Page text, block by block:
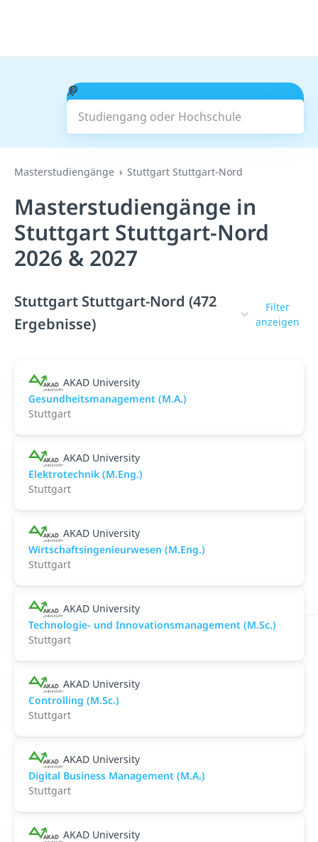
Studiengang oder Hochschule
Suchen
Masterstudiengänge Stuttgart Stuttgart-Nord
Masterstudiengänge in
Stuttgart Stuttgart-Nord
2026 & 2027
Stuttgart Stuttgart-Nord (472
Ergebnisse)
Filter
anzeigen
AKAD University
Gesundheitsmanagement (M.A.)
Stuttgart
AKAD University
Elektrotechnik (M.Eng.)
Stuttgart
AKAD University
Wirtschaftsingenieurwesen (M.Eng.)
Stuttgart
AKAD University
Technologie- und Innovationsmanagement (M.Sc.)
Stuttgart
AKAD University
Controlling (M.Sc.)
Stuttgart
AKAD University
Digital Business Management (M.A.)
Stuttgart
AKAD University